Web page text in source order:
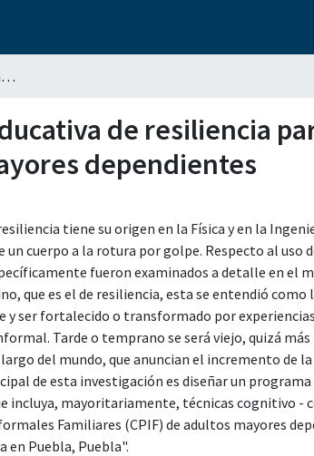
Diseño de una intervención psicoeducativa de resiliencia para cuidadores primarios informales de adultos mayores dependientes
de resiliencia
dependientes
tiene su origen en la Física y en la
un cuerpo a la rotura por golpe. Respecto al
fueron examinados a detalle en el
que es el de resiliencia, esta se entendió como
y ser fortalecido o transformado por
Tarde o temprano se será viejo, quizá
del mundo, que anuncian el incremento de
de esta investigación es diseñar un
incluya, mayoritariamente, técnicas cognitivo -
Familiares (CPIF) de adultos mayores
en Puebla, Puebla".